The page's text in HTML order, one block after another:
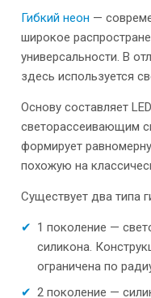
Гибкий неон —
широкое
универсальности. В
здесь используется
Основу составляет
светорассеивающим
формирует
похожую на
Существует два типа
1 поколение —
силикона.
ограничена по
2 поколение —